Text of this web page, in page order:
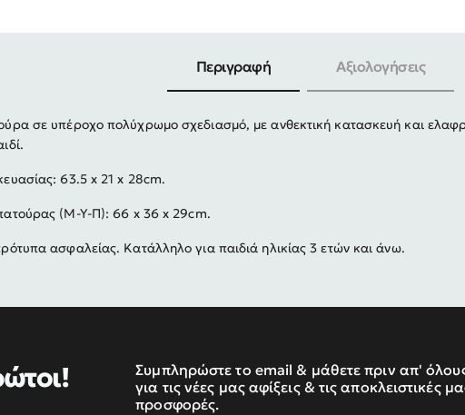
Περιγραφή Αξιολογήσεις
σε υπέροχο πολύχρωμο σχεδιασμό, με ανθεκτική κατασκευή και
63.5 x 21 x 28cm.
(Μ-Υ-Π): 66 x 36 x 29cm.
ασφαλείας. Κατάλληλο για παιδιά ηλικίας 3 ετών και άνω.
Συμπληρώστε το email & μάθετε πριν απ'
για τις νέες μας αφίξεις & τις αποκλειστικές
προσφορές.